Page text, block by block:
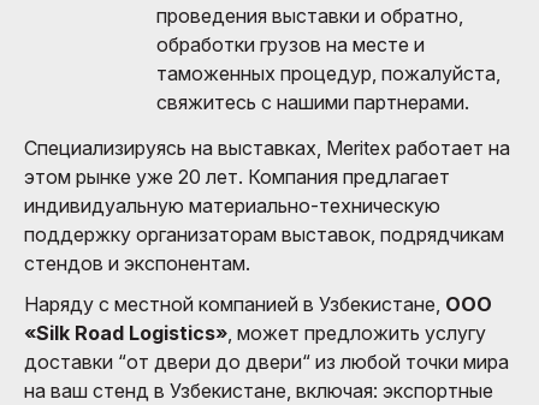
проведения выставки и обратно,
обработки грузов на месте и
таможенных процедур, пожалуйста,
свяжитесь с нашими партнерами.
Специализируясь на выставках, Meritex работает на
этом рынке уже 20 лет. Компания предлагает
индивидуальную материально-техническую
поддержку организаторам выставок, подрядчикам
стендов и экспонентам.
Наряду с местной компанией в Узбекистане, ООО
«Silk Road Logistics» , может предложить услугу
доставки “от двери до двери“ из любой точки мира
на ваш стенд в Узбекистане, включая: экспортные